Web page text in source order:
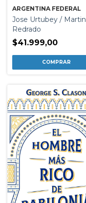
ARGENTINA FEDERAL
Jose Urtubey / Martin
Redrado
$41.999,00